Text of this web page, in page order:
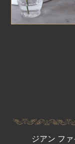
ジアン フ